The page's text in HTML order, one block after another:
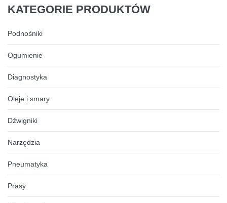
KATEGORIE PRODUKTÓW
Podnośniki
Ogumienie
Diagnostyka
Oleje i smary
Dźwigniki
Narzędzia
Pneumatyka
Prasy